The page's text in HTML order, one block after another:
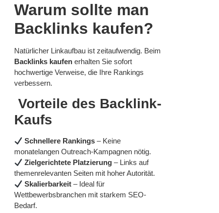
Warum sollte man
Backlinks kaufen?
Natürlicher Linkaufbau ist zeitaufwendig. Beim
Backlinks kaufen erhalten Sie sofort
hochwertige Verweise, die Ihre Rankings
verbessern.
Vorteile des Backlink-
Kaufs
Schnellere Rankings – Keine
monatelangen Outreach-Kampagnen nötig.
Zielgerichtete Platzierung – Links auf
themenrelevanten Seiten mit hoher Autorität.
Skalierbarkeit – Ideal für
Wettbewerbsbranchen mit starkem SEO-
Bedarf.